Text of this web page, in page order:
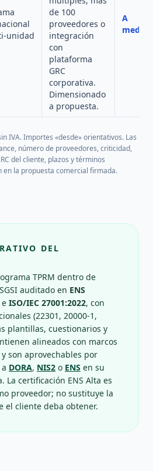
unidad
de 100
proveedores o
integración
con
plataforma
GRC
corporativa.
Dimensionado
a propuesta.
A
medida
IVA. Importes «desde» orientativos. Las
número de proveedores, criticidad,
del cliente, plazos y términos
la propuesta comercial firmada.
DEL
TPRM dentro de
auditado en ENS
e ISO/IEC 27001:2022, con
(22301, 20000-1,
plantillas, cuestionarios y
alineados con marcos
son aprovechables por
DORA, NIS2 o ENS en su
La certificación ENS Alta es
proveedor; no sustituye la
el cliente deba obtener.